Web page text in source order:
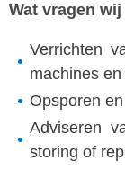
Wat vragen
Verrichten
machines
Opsporen
Adviseren
storing of